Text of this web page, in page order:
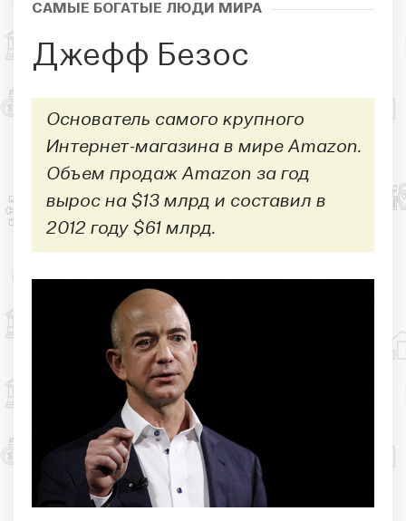
САМЫЕ БОГАТЫЕ ЛЮДИ МИРА
Джефф Безос
Основатель самого крупного
Интернет-магазина в мире Amazon.
Объем продаж Amazon за год
вырос на $13 млрд и составил в
2012 году $61 млрд.